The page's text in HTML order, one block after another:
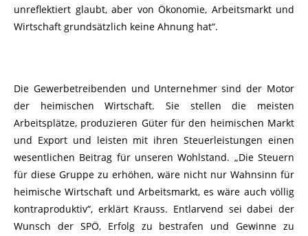
unreflektiert glaubt, aber von Ökonomie, Arbeitsmarkt und
Wirtschaft grundsätzlich keine Ahnung hat“.
Die Gewerbetreibenden und Unternehmer sind der Motor
der heimischen Wirtschaft. Sie stellen die meisten
Arbeitsplätze, produzieren Güter für den heimischen Markt
und Export und leisten mit ihren Steuerleistungen einen
wesentlichen Beitrag für unseren Wohlstand. „Die Steuern
für diese Gruppe zu erhöhen, wäre nicht nur Wahnsinn für
heimische Wirtschaft und Arbeitsmarkt, es wäre auch völlig
kontraproduktiv“, erklärt Krauss. Entlarvend sei dabei der
Wunsch der SPÖ, Erfolg zu bestrafen und Gewinne zu